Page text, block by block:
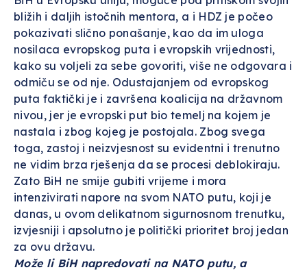
bližih i daljih istočnih mentora, a i HDZ je počeo
pokazivati slično ponašanje, kao da im uloga
nosilaca evropskog puta i evropskih vrijednosti,
kako su voljeli za sebe govoriti, više ne odgovara i
odmiču se od nje. Odustajanjem od evropskog
puta faktički je i završena koalicija na državnom
nivou, jer je evropski put bio temelj na kojem je
nastala i zbog kojeg je postojala. Zbog svega
toga, zastoj i neizvjesnost su evidentni i trenutno
ne vidim brza rješenja da se procesi deblokiraju.
Zato BiH ne smije gubiti vrijeme i mora
intenzivirati napore na svom NATO putu, koji je
danas, u ovom delikatnom sigurnosnom trenutku,
izvjesniji i apsolutno je politički prioritet broj jedan
za ovu državu.
Može li BiH napredovati na NATO putu, a